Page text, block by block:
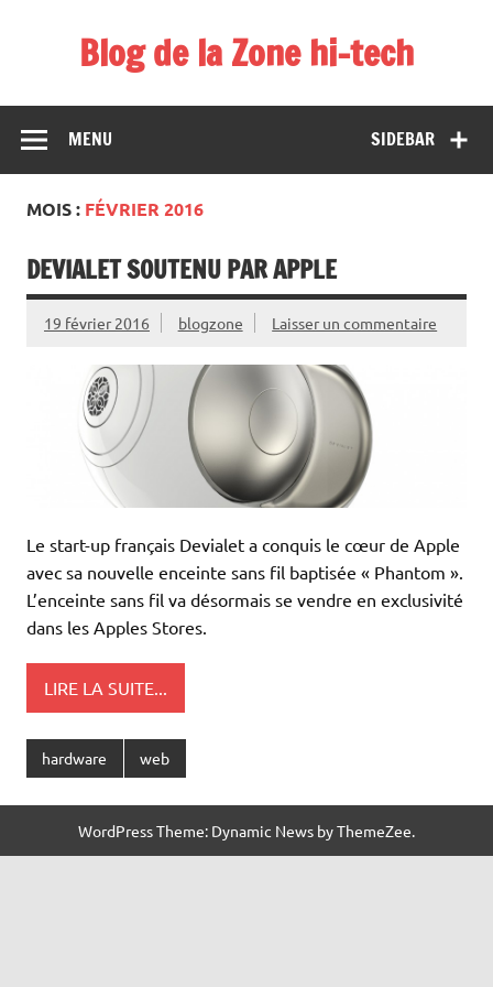
Blog de la Zone hi-tech
SIDEBAR
MENU
MOIS : FÉVRIER 2016
DEVIALET SOUTENU PAR APPLE
19 février 2016 blogzone Laisser un commentaire
Le start-up français Devialet a conquis le cœur de Apple
avec sa nouvelle enceinte sans fil baptisée « Phantom ».
L’enceinte sans fil va désormais se vendre en exclusivité
dans les Apples Stores.
LIRE LA SUITE...
hardware web
WordPress Theme: Dynamic News by ThemeZee.